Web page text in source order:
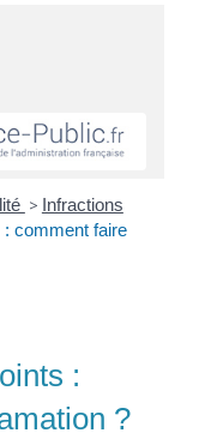
> Infractions
comment faire
:
?